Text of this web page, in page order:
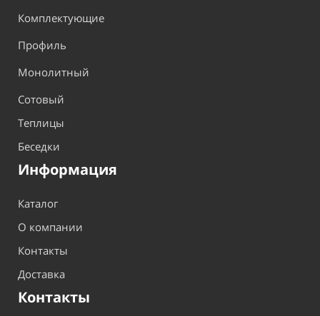
Комплектующие
Профиль
Монолитный
Сотовый
Теплицы
Беседки
Информация
Каталог
О компании
Контакты
Доставка
Контакты